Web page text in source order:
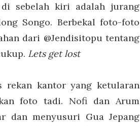
di sebelah kiri adalah jurang
Songo. Berbekal foto-foto
dari @Jendisitopu tentang
Lets get lost
rekan kantor yang ketularan
foto tadi. Nofi dan Arum
dan menyusuri Gua Jepang